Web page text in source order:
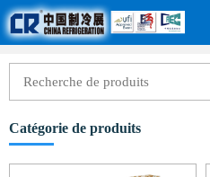
Catégorie de produits